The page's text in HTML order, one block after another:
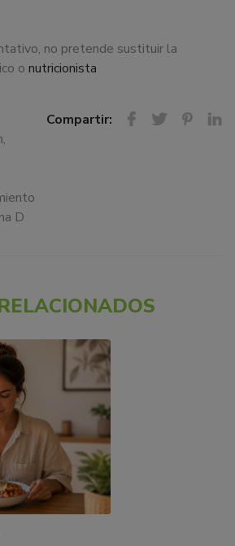
no pretende sustituir la
o nutricionista
,
D
Compartir: